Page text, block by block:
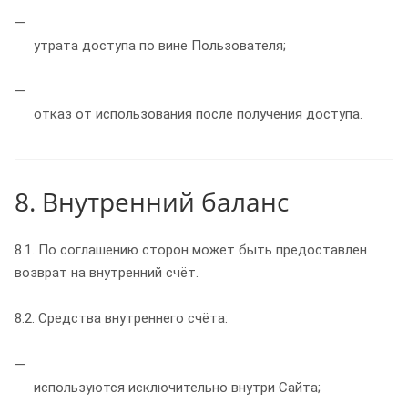
утрата доступа по вине Пользователя;
отказ от использования после получения доступа.
8. Внутренний баланс
8.1. По соглашению сторон может быть предоставлен
возврат на внутренний счёт.
8.2. Средства внутреннего счёта:
используются исключительно внутри Сайта;